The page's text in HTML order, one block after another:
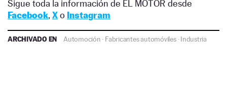
Sigue toda la información de EL MOTOR desde
Facebook, Xo Instagram
ARCHIVADO EN Automoción · Fabricantes automóviles·Industria